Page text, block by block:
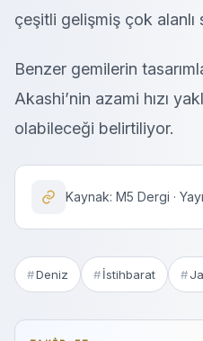
çeşitli gelişmiş çok alanlı
Benzer gemilerin
Akashi’nin azami hızı
olabileceği belirtiliyor.
Kaynak: M5 Dergi ·
Deniz İstihbarat